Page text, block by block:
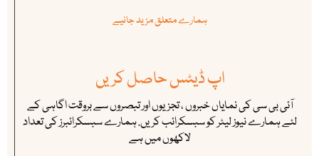
ہمارے متعلق مزید جانیے
اپ ڈیٹس حاصل کریں
آئی بی سی کی نمایاں خبروں ، تجزیوں اور تبصروں سے بروقت اگاہی کے
لئے ہمارے نیوز لیٹر کو سبسکرائب کریں. ہمارے سبسکرائبرز کی تعداد
لاکھوں میں ہے